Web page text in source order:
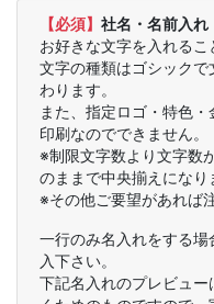
【必須】 社名・名前入れ
お好きな文字を入れるこ
文字の種類はゴシック
わります。
また、指定ロゴ・特色・
印刷なのでできません。
※制限文字数より文字数
のままで中央揃えになり
※その他ご要望があれば
一行のみ名入れをする
入下さい。
下記名入れのプレビュ